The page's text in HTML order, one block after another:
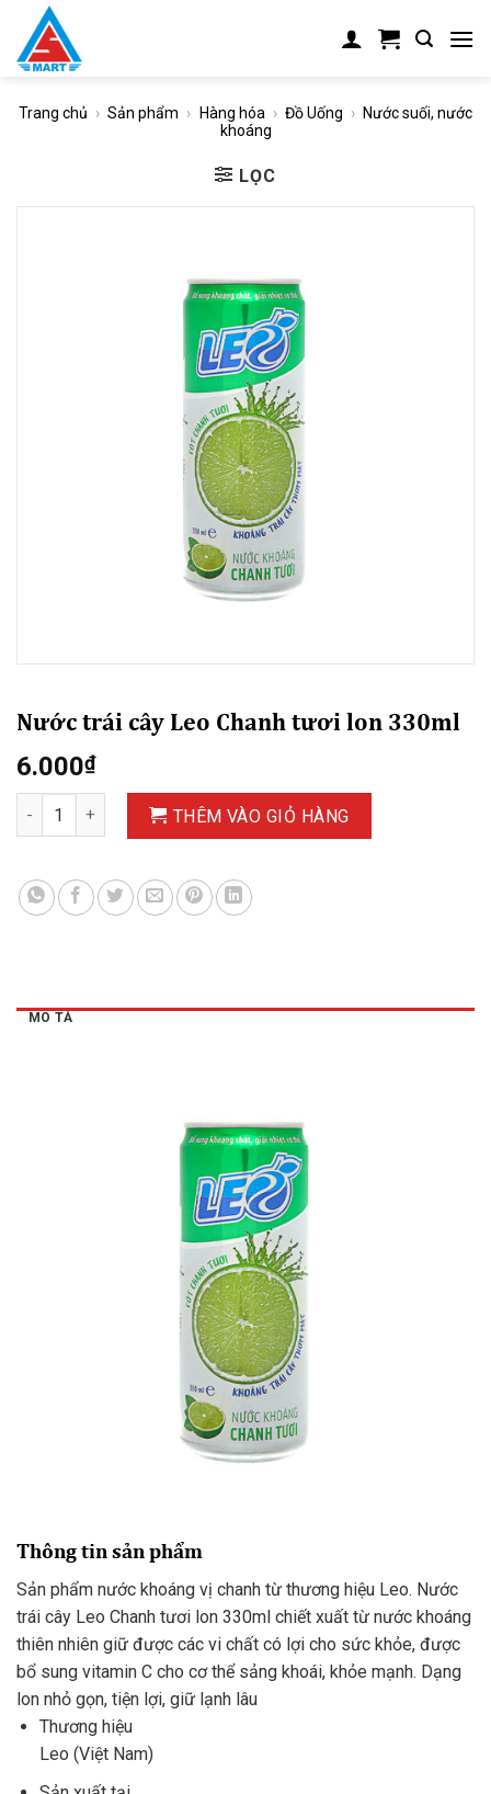
content
Trang chủ › Sản phẩm › Hàng hóa › Đồ Uống › Nước suối, nước
khoáng
LỌC
Nước trái cây Leo Chanh tươi lon 330ml
6.000₫
Nước trái cây Leo Chanh tươi lon 330ml số lượng
THÊM VÀO GIỎ HÀNG
MÔ TẢ
Thông tin sản phẩm
Sản phẩm nước khoáng vị chanh từ thương hiệu Leo. Nước
trái cây Leo Chanh tươi lon 330ml chiết xuất từ nước khoáng
thiên nhiên giữ được các vi chất có lợi cho sức khỏe, được
bổ sung vitamin C cho cơ thể sảng khoái, khỏe mạnh. Dạng
lon nhỏ gọn, tiện lợi, giữ lạnh lâu
Thương hiệu
Leo (Việt Nam)